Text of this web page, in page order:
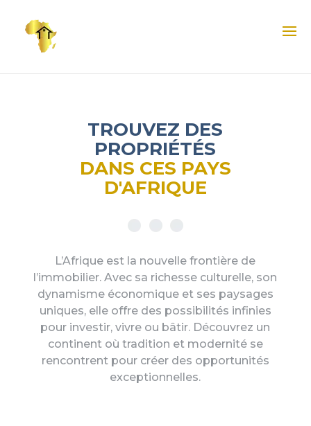
TROUVEZ DES
PROPRIÉTÉS
DANS CES PAYS
D'AFRIQUE
L’Afrique est la nouvelle frontière de
l’immobilier. Avec sa richesse culturelle, son
dynamisme économique et ses paysages
uniques, elle offre des possibilités infinies
pour investir, vivre ou bâtir. Découvrez un
continent où tradition et modernité se
rencontrent pour créer des opportunités
exceptionnelles.